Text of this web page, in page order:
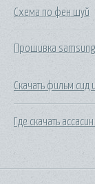
Схема по фен шуй
Прошивка
Скачать фильм сид
Где скачать